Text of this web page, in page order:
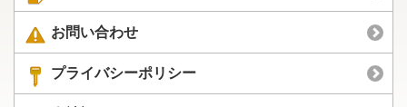
お問い合わせ
プライバシーポリシー